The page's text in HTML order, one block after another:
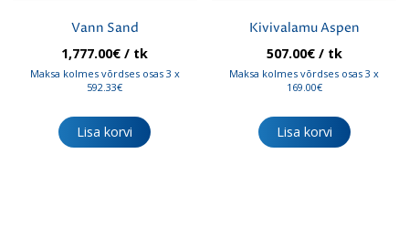
Vann Sand
1,777.00€ / tk
Maksa kolmes võrdses osas 3 x
592.33€
Lisa korvi
Kivivalamu Aspen
507.00€/ tk
Maksa kolmes võrdses osas 3 x
169.00€
Lisa korvi